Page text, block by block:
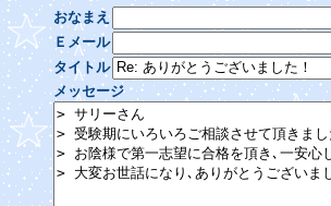
おなまえ
Ｅメール
タイトル
メッセージ